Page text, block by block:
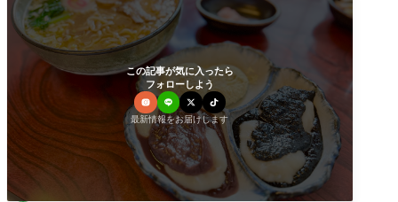
この記事が気に入ったら
フォローしよう
最新情報をお届けします